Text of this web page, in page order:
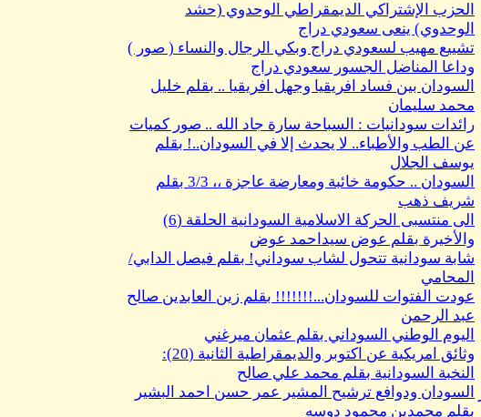
الحزب الإشتراكي الديمقراطي الوحدوي (حشد
الوحدوي) ينعى سعودي دراج
تشييع مهيب لسعودي دراج وبكي الرجال والنساء ( صور )
وداعا المناضل الجسور سعودي دراج
السودان بين فساد افريقيا وجهل افريقيا .. بقلم خليل
محمد سليمان
رائدات سودانيات : السباحة سارة جاد الله .. صور كميات
عن الطب والأطباء.. لا يحدث إلا في السودان..! بقلم
يوسف الجلال
السودان .. حكومة خائبة ومعارضة عاجزة ،، 3/3 بقلم
شريف ذهب
الى منتسبى الحركة الاسلامية السودانية الحلقة (6)
والأخيرة بقلم عوض سيداحمد عوض
شابة سودانية تتحول لشاب سوداني! بقلم فيصل الدابي/
المحامي
عودت الفتوات للسودان...!!!!!!! بقلم زين العابدين صالح
عبد الرحمن
اليوم الوطني السوداني بقلم عثمان ميرغني
وثائق امريكية عن اكتوبر والديمقراطية الثانية (20):
النخبة السودانية بقلم محمد علي صالح
السودان ودوافع ترشيح المشير عمر حسن احمد البشير
بقلم محمدين محمود دوسه